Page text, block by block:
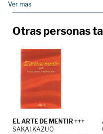
Ver mas
Otras personas
EL ARTE DE MENTIR +++
SAKAI KAZUO